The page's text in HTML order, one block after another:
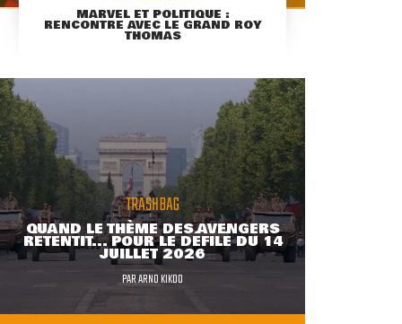
MARVEL ET POLITIQUE :
RENCONTRE AVEC LE GRAND ROY
THOMAS
TRASHBAG
QUAND LE THÈME DES AVENGERS
RETENTIT... POUR LE DÉFILÉ DU 14
JUILLET 2026
PARARNO KIKOO